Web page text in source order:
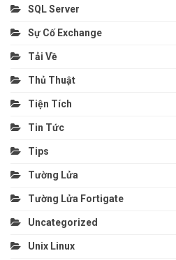
SQL Server
Sự Cố Exchange
Tải Về
Thủ Thuật
Tiện Tích
Tin Tức
Tips
Tường Lửa
Tường Lửa Fortigate
Uncategorized
Unix Linux